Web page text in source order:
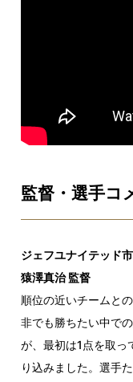
監督・選手コ
ジェフユナイテッド
猿澤真治 監督
順位の近いチームと
非でも勝ちたい中で
が、最初は1点を取っ
り込みました。選手